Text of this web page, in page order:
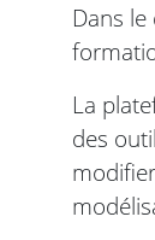
Dans
La
des